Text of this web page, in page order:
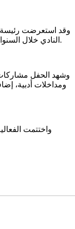
وقد استعرضت رئيسة
النادي خلال السنوات الماضية من أنشطة تدريبية وتربوية وثقافية.
وشهد الحفل
ومداخلات أدبية،
واختتمت